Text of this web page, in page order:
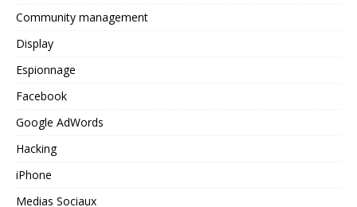
Community management
Display
Espionnage
Facebook
Google AdWords
Hacking
iPhone
Medias Sociaux